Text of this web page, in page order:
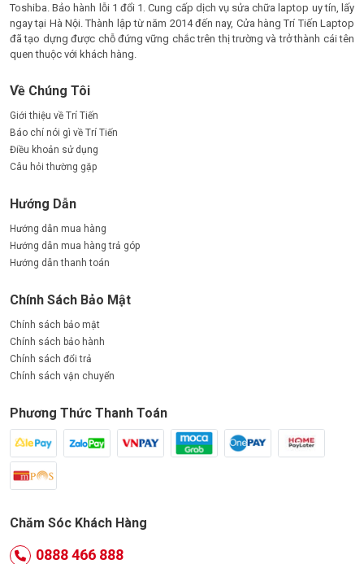
Toshiba. Bảo hành lỗi 1 đổi 1. Cung cấp dịch vụ sửa chữa laptop uy tín, lấy
ngay tại Hà Nội. Thành lập từ năm 2014 đến nay, Cửa hàng Trí Tiến Laptop
đã tạo dựng được chỗ đứng vững chắc trên thị trường và trở thành cái tên
quen thuộc với khách hàng.
Về Chúng Tôi
Giới thiệu về Trí Tiến
Báo chí nói gì về Trí Tiến
Điều khoản sử dụng
Câu hỏi thường gặp
Hướng Dẫn
Hướng dẫn mua hàng
Hướng dẫn mua hàng trả góp
Hướng dẫn thanh toán
Chính Sách Bảo Mật
Chính sách bảo mật
Chính sách bảo hành
Chính sách đổi trả
Chính sách vận chuyển
Phương Thức Thanh Toán
Chăm Sóc Khách Hàng
0888 466 888